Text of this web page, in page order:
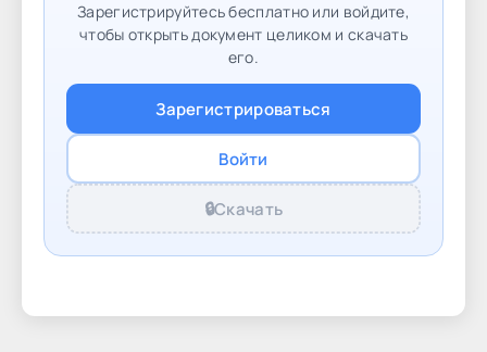
Зарегистрируйтесь бесплатно или войдите,
чтобы открыть документ целиком и скачать
его.
Зарегистрироваться
Войти
🔒Скачать